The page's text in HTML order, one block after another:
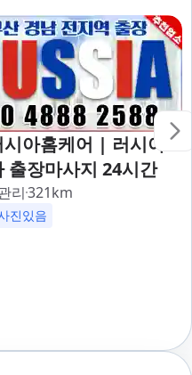
아홈케어 | 러시아
출장마사지 24시간
리321km
진있음